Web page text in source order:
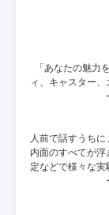
「あなたの魅力
ィ、キャスター
人前で話すうち
内面のすべてが
定などで様々な